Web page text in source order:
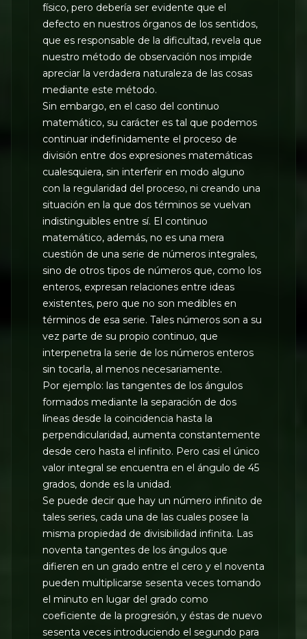
físico, pero debería ser evidente que el
defecto en nuestros órganos de los sentidos,
que es responsable de la dificultad, revela que
nuestro método de observación nos impide
apreciar la verdadera naturaleza de las cosas
mediante este método.
Sin embargo, en el caso del continuo
matemático, su carácter es tal que podemos
continuar indefinidamente el proceso de
división entre dos expresiones matemáticas
cualesquiera, sin interferir en modo alguno
con la regularidad del proceso, ni creando una
situación en la que dos términos se vuelvan
indistinguibles entre sí. El continuo
matemático, además, no es una mera
cuestión de una serie de números integrales,
sino de otros tipos de números que, como los
enteros, expresan relaciones entre ideas
existentes, pero que no son medibles en
términos de esa serie. Tales números son a su
vez parte de su propio continuo, que
interpenetra la serie de los números enteros
sin tocarla, al menos necesariamente.
Por ejemplo: las tangentes de los ángulos
formados mediante la separación de dos
líneas desde la coincidencia hasta la
perpendicularidad, aumenta constantemente
desde cero hasta el infinito. Pero casi el único
valor integral se encuentra en el ángulo de 45
grados, donde es la unidad.
Se puede decir que hay un número infinito de
tales series, cada una de las cuales posee la
misma propiedad de divisibilidad infinita. Las
noventa tangentes de los ángulos que
difieren en un grado entre el cero y el noventa
pueden multiplicarse sesenta veces tomando
el minuto en lugar del grado como
coeficiente de la progresión, y éstas de nuevo
sesenta veces introduciendo el segundo para